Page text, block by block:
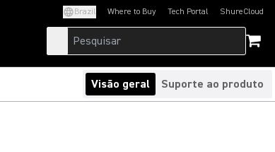
Brazil Where to Buy Tech Portal
(Opens in a new tab)ShureCloud
(Opens in a new
Visão geral Suporte ao produto